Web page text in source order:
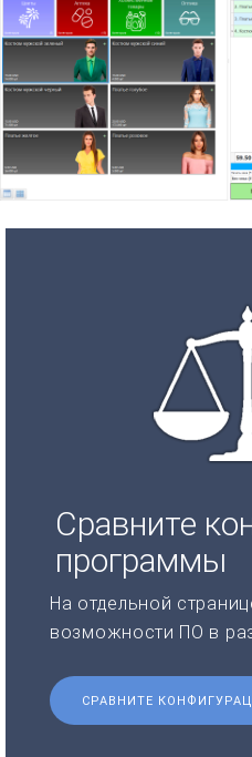
Сравните
программы
На отдельной
возможности ПО в
СРАВНИТЕ